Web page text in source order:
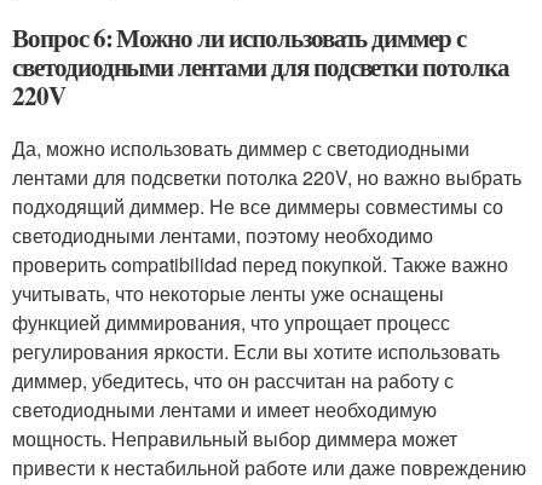
Вопрос 6: Можно ли использовать диммер с
светодиодными лентами для подсветки потолка
220V
Да, можно использовать диммер с светодиодными
лентами для подсветки потолка 220V, но важно выбрать
подходящий диммер. Не все диммеры совместимы со
светодиодными лентами, поэтому необходимо
проверить compatibilidad перед покупкой. Также важно
учитывать, что некоторые ленты уже оснащены
функцией диммирования, что упрощает процесс
регулирования яркости. Если вы хотите использовать
диммер, убедитесь, что он рассчитан на работу с
светодиодными лентами и имеет необходимую
мощность. Неправильный выбор диммера может
привести к нестабильной работе или даже повреждению